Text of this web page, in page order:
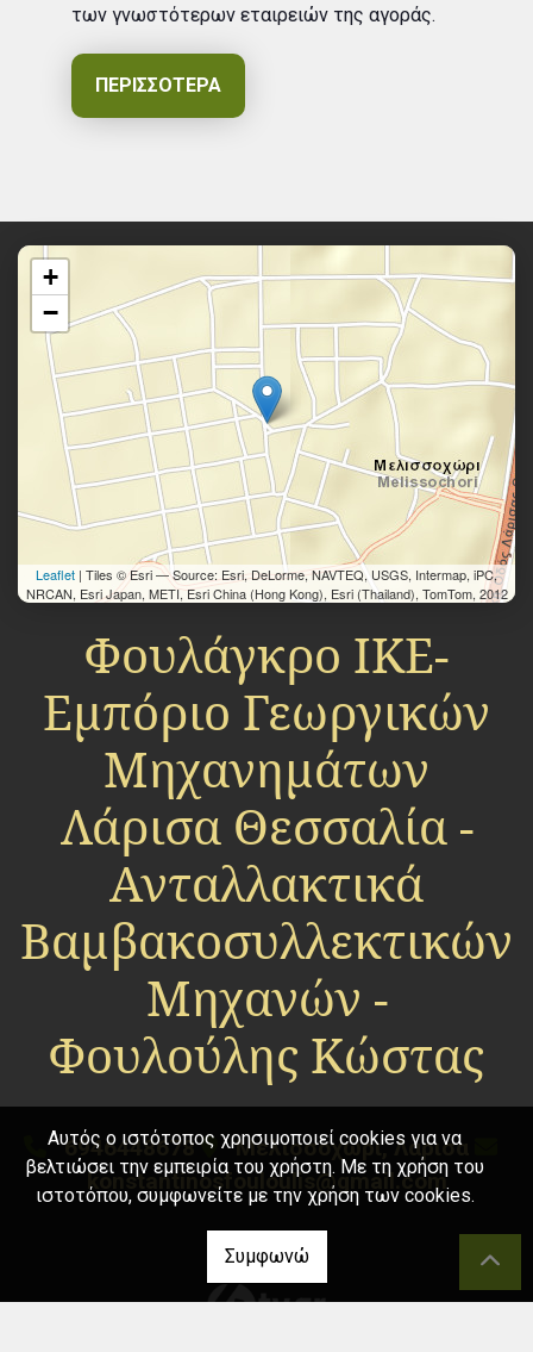
των γνωστότερων εταιρειών της αγοράς.
ΠΕΡΙΣΣΟΤΕΡΑ
+
−
Leaflet | Tiles © Esri — Source: Esri, DeLorme, NAVTEQ, USGS, Intermap, iPC,
NRCAN, Esri Japan, METI, Esri China (Hong Kong), Esri (Thailand), TomTom, 2012
Φουλάγκρο ΙΚΕ-
Εμπόριο Γεωργικών
Μηχανημάτων
Λάρισα Θεσσαλία -
Ανταλλακτικά
Βαμβακοσυλλεκτικών
Μηχανών -
Φουλούλης Κώστας
6946448678
Μελισσοχώρι, Λάρισα
konstantinosfouloulis@gmail.com
Αυτός ο ιστότοπος χρησιμοποιεί cookies για να
βελτιώσει την εμπειρία του χρήστη. Με τη χρήση του
ιστοτόπου, συμφωνείτε με την χρήση των cookies.
Συμφωνώ